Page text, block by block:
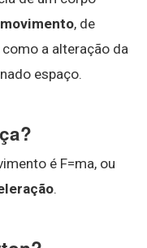
movimento, de
a alteração da
espaço.
é F=ma, ou
.